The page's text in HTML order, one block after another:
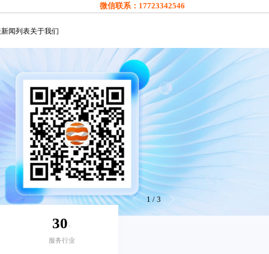
微信联系： 17723342546
新闻列表关于我们
1 / 3
30+
服务行业